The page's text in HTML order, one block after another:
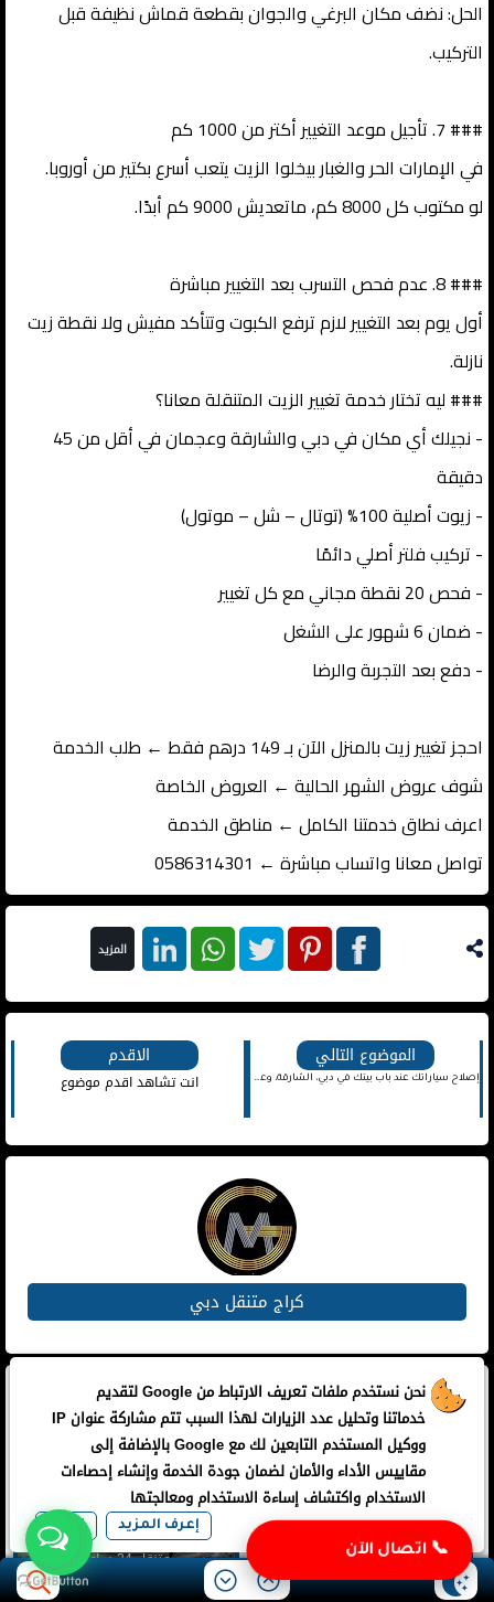
الحل: نضف مكان البرغي والجوان بقطعة قماش نظيفة قبل
التركيب.
### 7. تأجيل موعد التغيير أكتر من 1000 كم
في الإمارات الحر والغبار بيخلوا الزيت يتعب أسرع بكتير من أوروبا.
لو مكتوب كل 8000 كم، ماتعديش 9000 كم أبدًا.
### 8. عدم فحص التسرب بعد التغيير مباشرة
أول يوم بعد التغيير لازم ترفع الكبوت وتتأكد مفيش ولا نقطة زيت
نازلة.
### ليه تختار خدمة تغيير الزيت المتنقلة معانا؟
- نجيلك أي مكان في دبي والشارقة وعجمان في أقل من 45
دقيقة
- زيوت أصلية 100% (توتال – شل – موتول)
- تركيب فلتر أصلي دائمًا
- فحص 20 نقطة مجاني مع كل تغيير
- ضمان 6 شهور على الشغل
- دفع بعد التجربة والرضا
احجز تغيير زيت بالمنزل الآن بـ 149 درهم فقط ← طلب الخدمة
شوف عروض الشهر الحالية ← العروض الخاصة
اعرف نطاق خدمتنا الكامل ← مناطق الخدمة
تواصل معانا واتساب مباشرة ← 0586314301
بوك
المزيد
الموضوع التالي
إصلاح سياراتك عند باب بيتك في دبي، الشارقة، وعجمان
الاقدم
انت تشاهد اقدم موضوع
كراج متنقل دبي
مواضيع ذات صلة
تبديل بطاريات متنقل في عجمان
الشارقة ودبي
صيانة وإصلاح سيارات بي ام دبليو
متنقل 24 ساعة
📞 اتصال الآن
نحن نستخدم ملفات تعريف الارتباط من Google لتقديم
خدماتنا وتحليل عدد الزيارات لهذا السبب تتم مشاركة عنوان IP
ووكيل المستخدم التابعين لك مع Google بالإضافة إلى
مقاييس الأداء والأمان لضمان جودة الخدمة وإنشاء إحصاءات
الاستخدام واكتشاف إساءة الاستخدام ومعالجتها
إعرف المزيد اوافق